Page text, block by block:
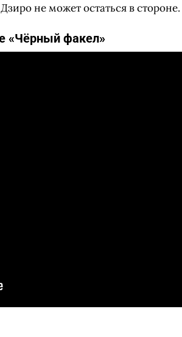
не может остаться в стороне.
«Чёрный факел»